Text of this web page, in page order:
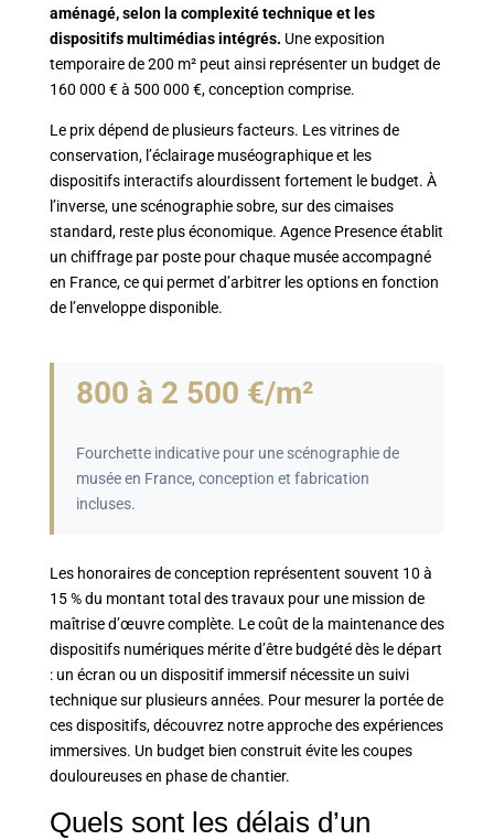
aménagé, selon la complexité technique et les
dispositifs multimédias intégrés. Une exposition
temporaire de 200 m² peut ainsi représenter un budget de
160 000 € à 500 000 €, conception comprise.
Le prix dépend de plusieurs facteurs. Les vitrines de
conservation, l’éclairage muséographique et les
dispositifs interactifs alourdissent fortement le budget. À
l’inverse, une scénographie sobre, sur des cimaises
standard, reste plus économique. Agence Presence établit
un chiffrage par poste pour chaque musée accompagné
en France, ce qui permet d’arbitrer les options en fonction
de l’enveloppe disponible.
800 à 2 500 €/m²
Fourchette indicative pour une scénographie de
musée en France, conception et fabrication
incluses.
Les honoraires de conception représentent souvent 10 à
15 % du montant total des travaux pour une mission de
maîtrise d’œuvre complète. Le coût de la maintenance des
dispositifs numériques mérite d’être budgété dès le départ
: un écran ou un dispositif immersif nécessite un suivi
technique sur plusieurs années. Pour mesurer la portée de
ces dispositifs, découvrez notre approche des expériences
immersives. Un budget bien construit évite les coupes
douloureuses en phase de chantier.
Quels sont les délais d’un